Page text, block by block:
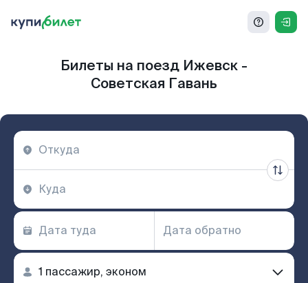
Билеты на поезд Ижевск -
Советская Гавань